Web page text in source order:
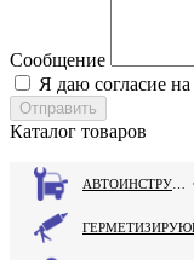
Сообщение
Я даю согласие на
Каталог товаров